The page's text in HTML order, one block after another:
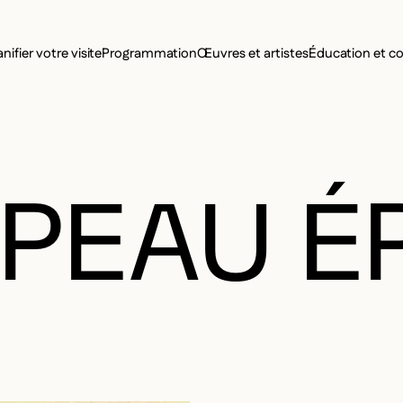
MENU
votre visiteProgrammationŒuvres et artistesÉducation et